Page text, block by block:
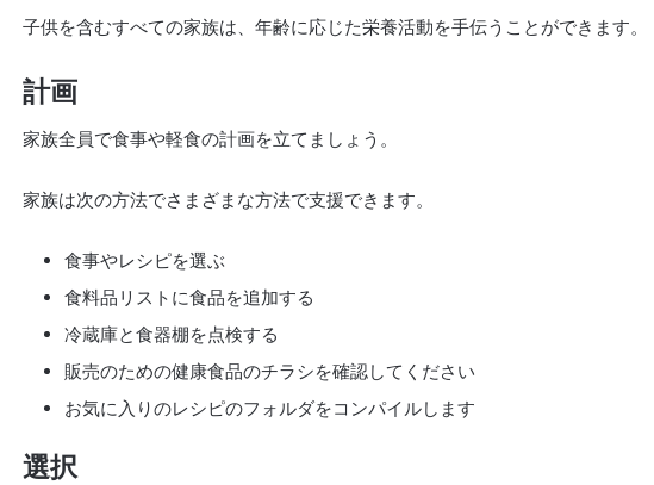
子供を含むすべての家族は、年齢に応じた栄養活動を手伝うことができます。
計画
家族全員で食事や軽食の計画を立てましょう。
家族は次の方法でさまざまな方法で支援できます。
食事やレシピを選ぶ
食料品リストに食品を追加する
冷蔵庫と食器棚を点検する
販売のための健康食品のチラシを確認してください
お気に入りのレシピのフォルダをコンパイルします
選択